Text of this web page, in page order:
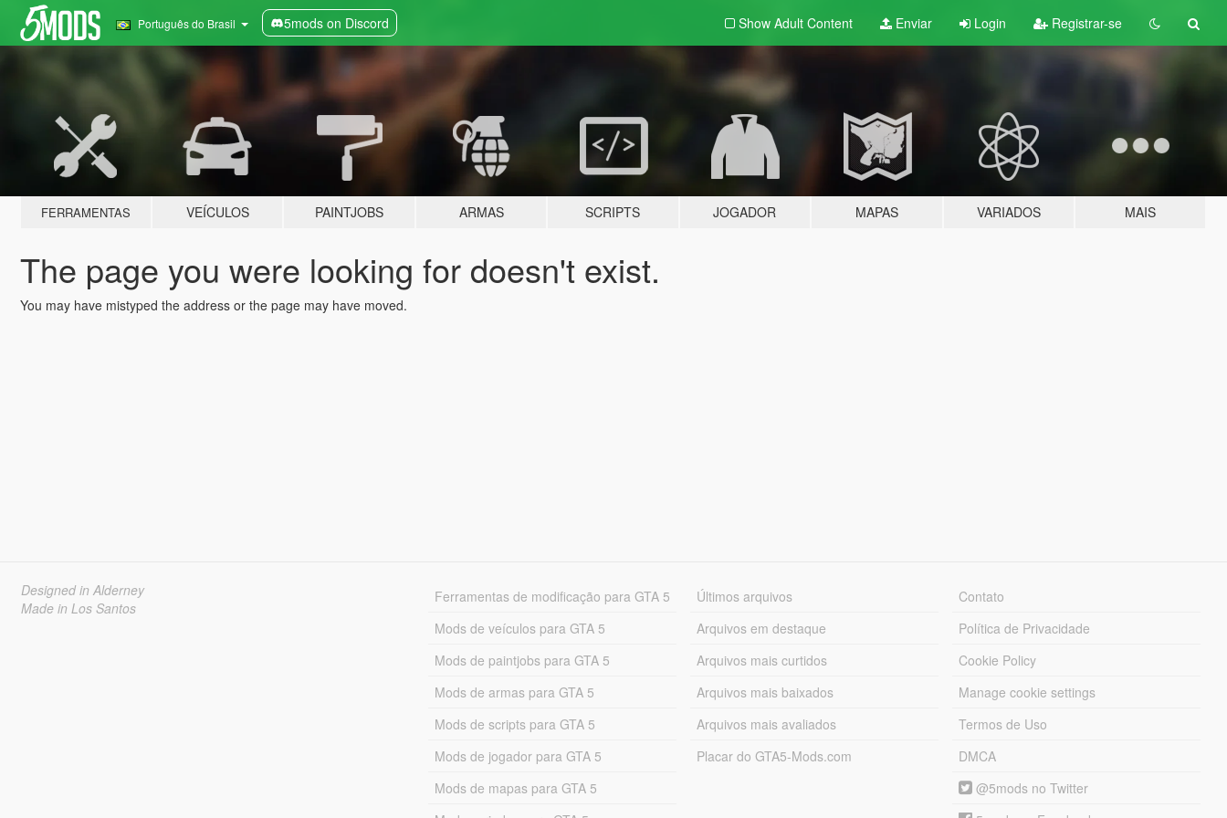
Português do Brasil 5mods on Discord Show Adult Content Enviar Login Registrar-se
FERRAMENTAS VEÍCULOS PAINTJOBS ARMAS SCRIPTS JOGADOR MAPAS VARIADOS MAIS
The page you were looking for doesn't exist.
You may have mistyped the address or the page may have moved.
Designed in Alderney
Made in Los Santos
Ferramentas de modificação para GTA 5
Mods de veículos para GTA 5
Mods de paintjobs para GTA 5
Mods de armas para GTA 5
Mods de scripts para GTA 5
Mods de jogador para GTA 5
Mods de mapas para GTA 5
Últimos arquivos
Arquivos em destaque
Arquivos mais curtidos
Arquivos mais baixados
Arquivos mais avaliados
Placar do GTA5-Mods.com
Contato
Política de Privacidade
Cookie Policy
Manage cookie settings
Termos de Uso
DMCA
@5mods no Twitter